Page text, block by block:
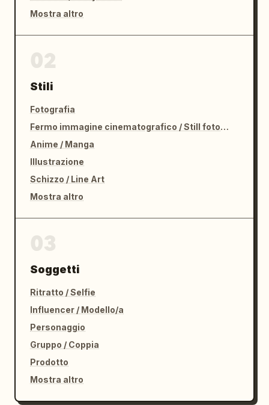
Mostra altro
Stili
Fotografia
Fermo immagine cinematografico / Still fotografico
Anime / Manga
Illustrazione
Schizzo / Line Art
Mostra altro
Soggetti
Ritratto / Selfie
Influencer / Modello/a
Personaggio
Gruppo / Coppia
Prodotto
Mostra altro